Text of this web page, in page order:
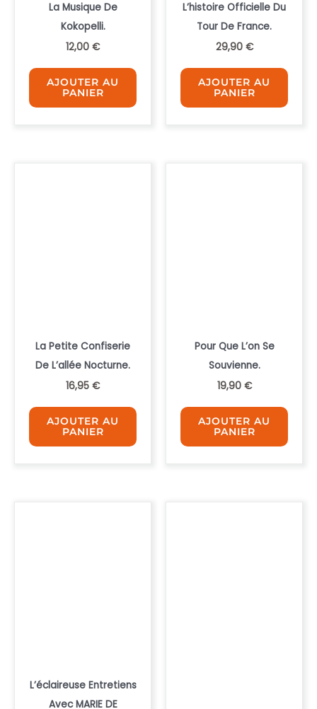
La Musique De
Kokopelli.
12,00 €
AJOUTER AU
PANIER
L’histoire Officielle Du
Tour De France.
29,90 €
AJOUTER AU
PANIER
La Petite Confiserie
De L’allée Nocturne.
16,95 €
AJOUTER AU
PANIER
Pour Que L’on Se
Souvienne.
19,90 €
AJOUTER AU
PANIER
L’éclaireuse Entretiens
Avec MARIE DE